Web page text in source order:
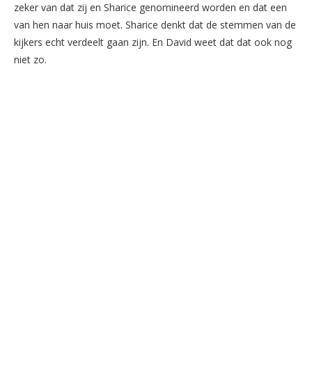
zeker van dat zij en Sharice genomineerd worden en dat een
van hen naar huis moet. Sharice denkt dat de stemmen van de
kijkers echt verdeelt gaan zijn. En David weet dat dat ook nog
niet zo.